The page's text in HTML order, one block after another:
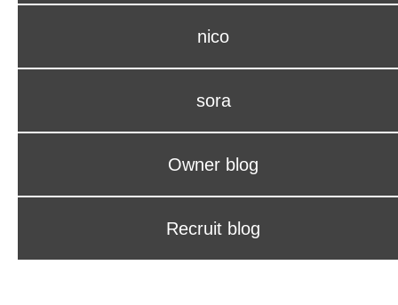
nico
sora
Owner blog
Recruit blog